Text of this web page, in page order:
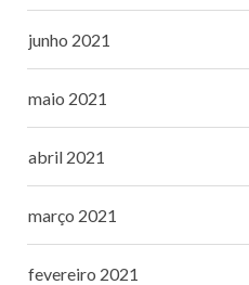
junho 2021
maio 2021
abril 2021
março 2021
fevereiro 2021